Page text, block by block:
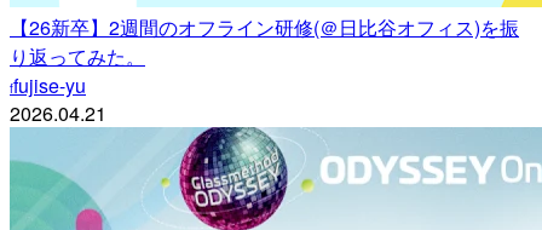
【26新卒】2週間のオフライン研修(＠日比谷オフィス)を振
り返ってみた。
ffujise-yu
2026.04.21